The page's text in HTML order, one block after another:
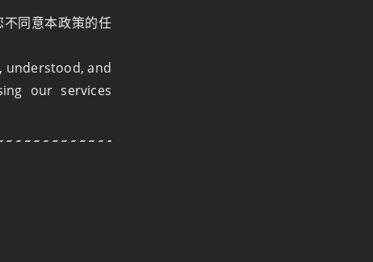
同意本政策的任
understood, and
our services